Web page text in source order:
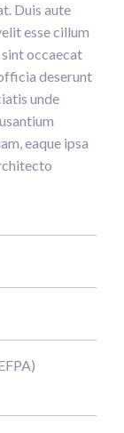
Duis aute
esse cillum
occaecat
deserunt
unde
eaque ipsa